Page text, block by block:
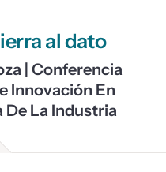
al dato
| Conferencia
Innovación En
La Industria